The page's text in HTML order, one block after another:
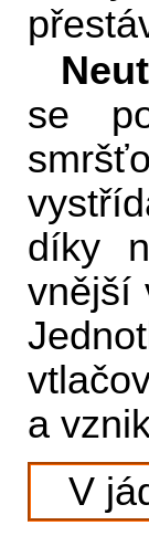
se
díky
vnější
a
V